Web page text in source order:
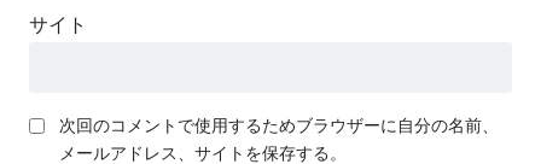
サイト
次回のコメントで使用するためブラウザーに自分の名前、
メールアドレス、サイトを保存する。